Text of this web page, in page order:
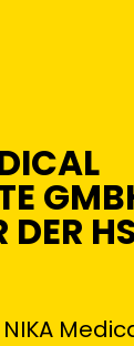
DER